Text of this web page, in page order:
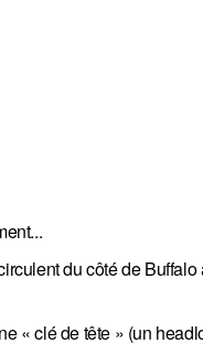
du côté de
« clé de tête » (un